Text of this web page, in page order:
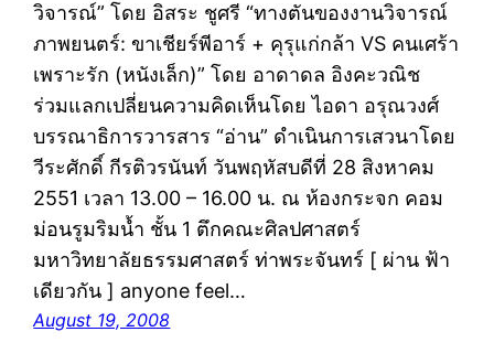
วิจารณ์” โดย อิสระ ชูศรี “ทางตันของงานวิจารณ์
ภาพยนตร์: ขาเชียร์พีอาร์ + คุรุแก่กล้า VS คนเศร้า
เพราะรัก (หนังเล็ก)” โดย อาดาดล อิงคะวณิช
ร่วมแลกเปลี่ยนความคิดเห็นโดย ไอดา อรุณวงศ์
บรรณาธิการวารสาร “อ่าน” ดำเนินการเสวนาโดย
วีระศักดิ์ กีรติวรนันท์ วันพฤหัสบดีที่ 28 สิงหาคม
2551 เวลา 13.00 – 16.00 น. ณ ห้องกระจก คอม
ม่อนรูมริมน้ำ ชั้น 1 ตึกคณะศิลปศาสตร์
มหาวิทยาลัยธรรมศาสตร์ ท่าพระจันทร์ [ ผ่าน ฟ้า
เดียวกัน ] anyone feel…
August 19, 2008